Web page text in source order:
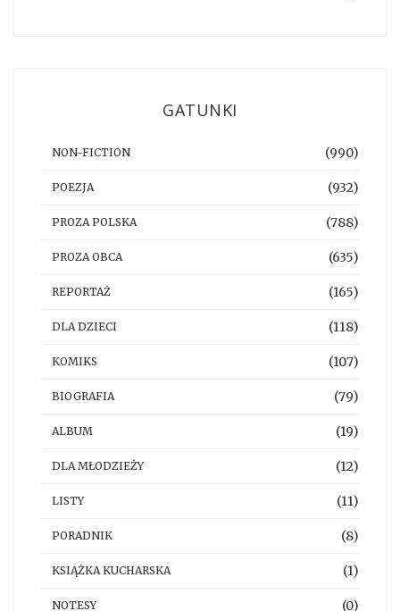
GATUNKI
NON-FICTION (990)
POEZJA (932)
PROZA POLSKA (788)
PROZA OBCA (635)
REPORTAŻ (165)
DLA DZIECI (118)
KOMIKS (107)
BIOGRAFIA (79)
ALBUM (19)
DLA MŁODZIEŻY (12)
LISTY (11)
PORADNIK (8)
KSIĄŻKA KUCHARSKA (1)
NOTESY (0)